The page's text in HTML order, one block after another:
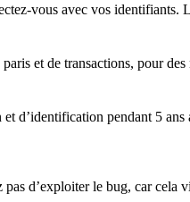
vous avec vos identifiants.
et de transactions, pour
pendant 5
d’exploiter le bug, car